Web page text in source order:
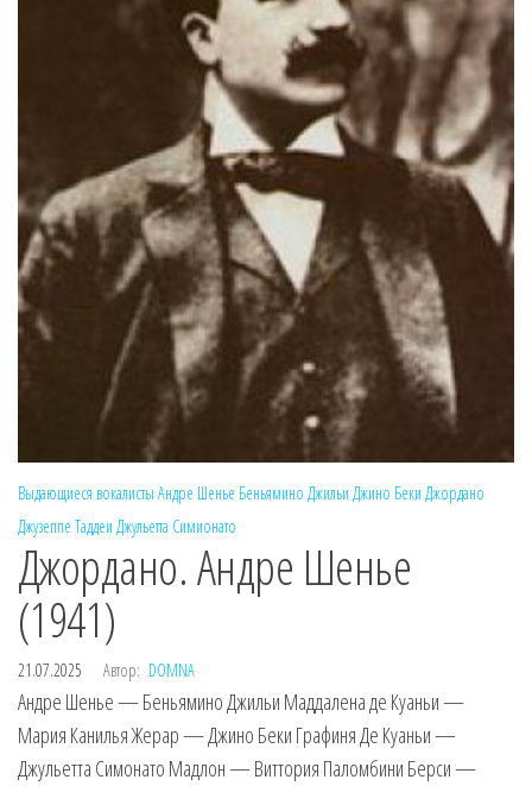
Выдающиеся вокалисты Андре Шенье Беньямино Джильи Джино Беки Джордано
Джузеппе Таддеи Джульетта Симионато
Джордано. Андре Шенье
(1941)
21.07.2025 Автор: DOMNA
Андре Шенье — Беньямино Джильи Маддалена де Куаньи —
Мария Канилья Жерар — Джино Беки Графиня Де Куаньи —
Джульетта Симонато Мадлон — Виттория Паломбини Берси —